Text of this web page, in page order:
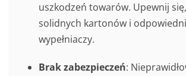
uszkodzeń towarów. Upewnij
solidnych kartonów i
wypełniaczy.
Brak zabezpieczeń: